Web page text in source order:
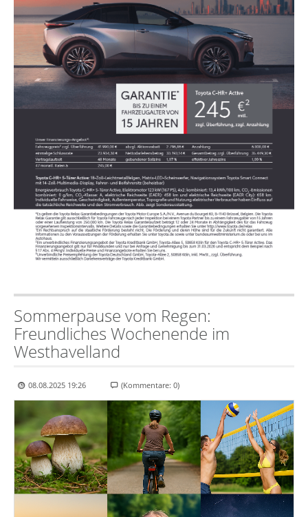
Sommerpause vom Regen:
Freundliches Wochenende im
Westhavelland
08.08.2025 19:26 (Kommentare: 0)